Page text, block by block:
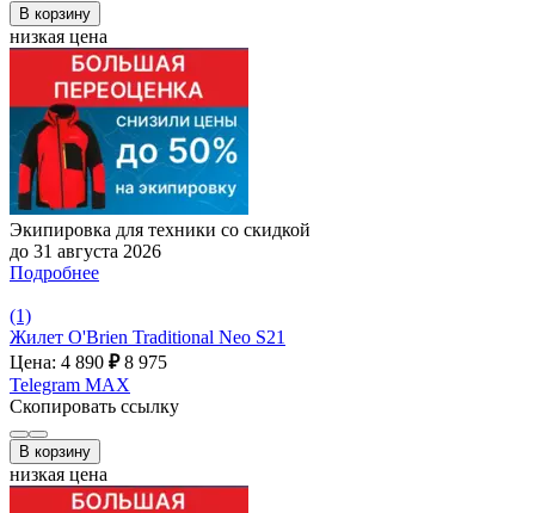
В корзину
низкая цена
Экипировка для техники со скидкой
до 31 августа 2026
Подробнее
(1)
Жилет O'Brien Traditional Neo S21
Цена: 4 890 ₽ 8 975
Telegram MAX
Скопировать ссылку
В корзину
низкая цена